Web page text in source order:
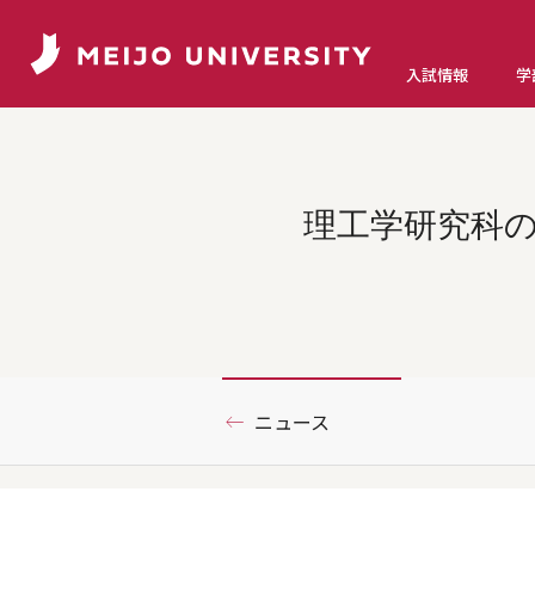
入試情報 学
理工学研究科
ニュース